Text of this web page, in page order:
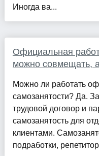
Иногда ва...
Официальная
можно совмещать,
Можно ли работать
самозанятости? Да.
трудовой договор и
самозанятость для
клиентами.
подработки,